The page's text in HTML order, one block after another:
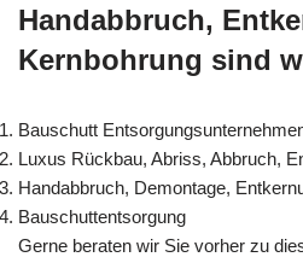
Handabbruch,
Kernbohrung sind
Bauschutt
Luxus Rückbau, Abriss, Abbruch,
Handabbruch, Demontage,
Bauschuttentsorgung
Gerne beraten wir Sie vorher zu